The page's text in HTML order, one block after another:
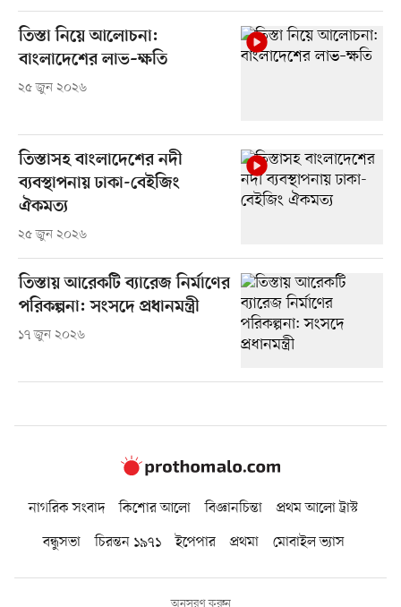
তিস্তা নিয়ে আলোচনা:
বাংলাদেশের লাভ–ক্ষতি
২৫ জুন ২০২৬
তিস্তাসহ বাংলাদেশের নদী
ব্যবস্থাপনায় ঢাকা-বেইজিং
ঐকমত্য
২৫ জুন ২০২৬
তিস্তায় আরেকটি ব্যারেজ নির্মাণের
পরিকল্পনা: সংসদে প্রধানমন্ত্রী
১৭ জুন ২০২৬
নাগরিক সংবাদ কিশোর আলো বিজ্ঞানচিন্তা
প্রথম আলো ট্রাস্ট
বন্ধুসভা
চিরন্তন ১৯৭১ ইপেপার প্রথমা মোবাইল ভ্যাস